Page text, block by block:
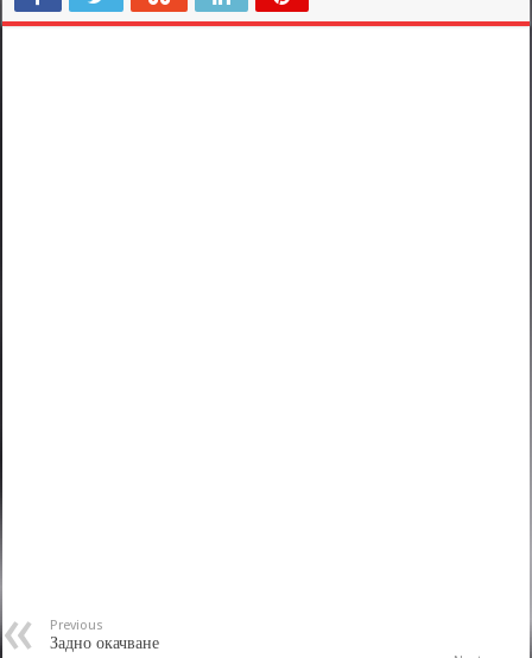
Previous
Задно окачване